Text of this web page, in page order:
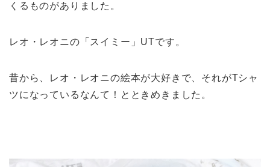
くるものがありました。
レオ・レオニの「スイミー」UTです。
昔から、レオ・レオニの絵本が大好きで、それがTシャ
ツになっているなんて！とときめきました。